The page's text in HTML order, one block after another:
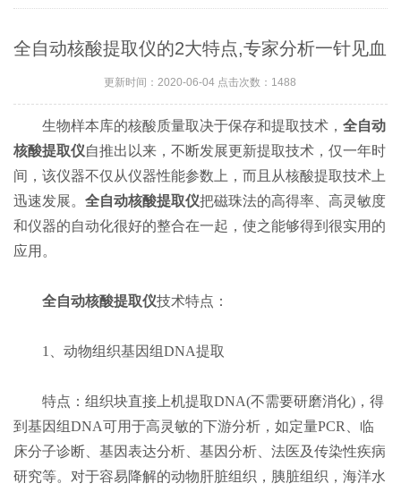
全自动核酸提取仪的2大特点,专家分析一针见血
更新时间：2020-06-04 点击次数：1488
生物样本库的核酸质量取决于保存和提取技术，全自动
核酸提取仪自推出以来，不断发展更新提取技术，仅一年时
间，该仪器不仅从仪器性能参数上，而且从核酸提取技术上
迅速发展。全自动核酸提取仪把磁珠法的高得率、高灵敏度
和仪器的自动化很好的整合在一起，使之能够得到很实用的
应用。
全自动核酸提取仪技术特点：
1、动物组织基因组DNA提取
特点：组织块直接上机提取DNA(不需要研磨消化)，得
到基因组DNA可用于高灵敏的下游分析，如定量PCR、临
床分子诊断、基因表达分析、基因分析、法医及传染性疾病
研究等。对于容易降解的动物肝脏组织，胰脏组织，海洋水